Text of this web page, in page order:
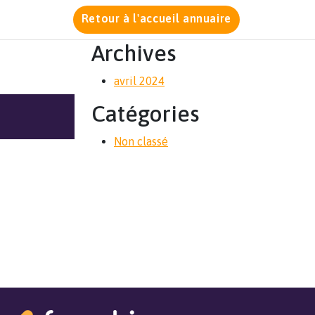
Retour à l'accueil annuaire
Archives
avril 2024
Catégories
Non classé